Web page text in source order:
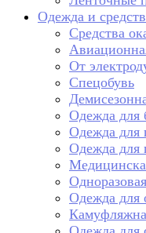
Одежда и
Средства
От
Спецобувь
Одежда для
Одежда для
Одежда для
Одежда для